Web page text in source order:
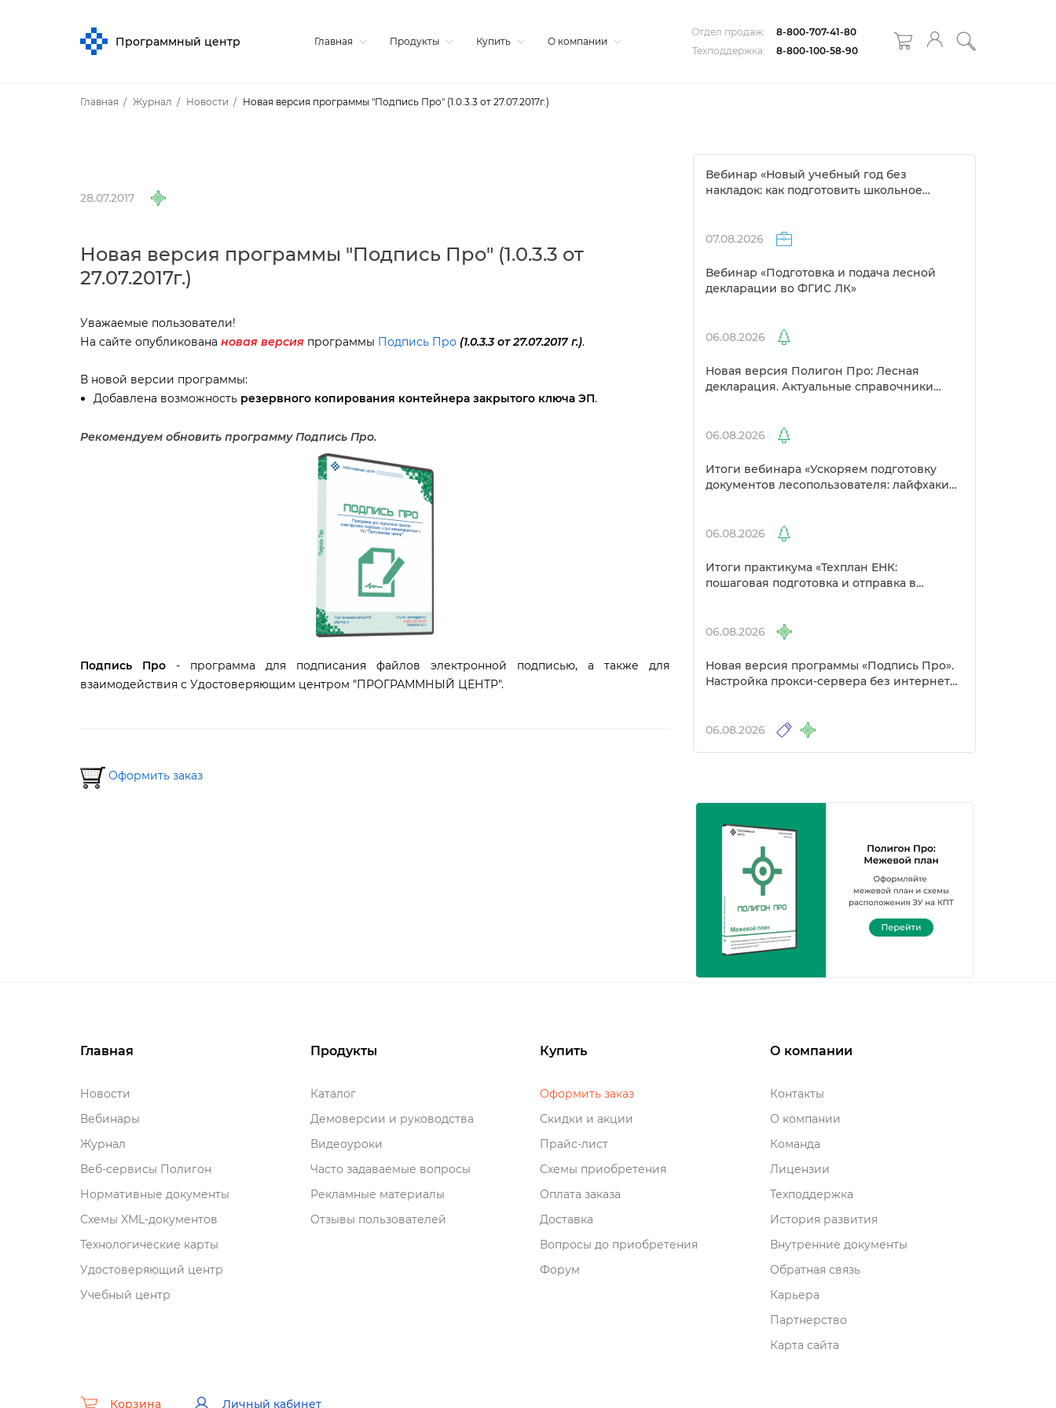
Программный центр Главная Продукты Купить О компании
Отдел продаж:
8-800-707-41-80
Техподдержка:
8-800-100-58-90
Главная Журнал Новости Новая версия программы "Подпись Про" (1.0.3.3 от 27.07.2017г.)
28.07.2017
Новая версия программы "Подпись Про" (1.0.3.3 от
27.07.2017г.)
Уважаемые пользователи!
На сайте опубликована новая ерсия программы Подпись Про (1.0.3.3 от 27.07.2017 г.).
новой версии программы:
Добавлена возможность резервного копирования контейнера закрытого ключа ЭП.
Рекомендуем обновить программу Подпись Про.
Подпись Про - программа для подписания файлов электронной подписью, а также для
заимодействия с Удостоверяющим центром "ПРОГРАММНЫЙ ЦЕНТР".
Оформить заказ
ебинар «Новый учебный год без
накладок: как подготовить школьное
07.08.2026
ебинар «Подготовка и подача лесной
декларации во ФГИС ЛК»
06.08.2026
Новая версия Полигон Про: Лесная
декларация. Актуальные справочники
06.08.2026
Итоги вебинара «Ускоряем подготовку
документов лесопользователя: лайфхаки
06.08.2026
Итоги практикума «Техплан ЕНК:
пошаговая подготовка и отправка
06.08.2026
Новая версия программы «Подпись Про».
Настройка прокси-сервера без интернета
06.08.2026
Главная
Новости
ебинары
Журнал
еб-сервисы Полигон
Нормативные документы
Схемы XML-документо
Технологические карты
Удостоверяющий центр
Учебный центр
Продукты
Катало
Демоверсии и руководства
идеоуроки
Часто задаваемые вопросы
Рекламные материалы
Отзывы пользователей
Купить
Оформить заказ
Скидки и акции
Прайс-лист
Схемы приобретения
Оплата заказа
Доставка
опросы до приобретения
Форум
О компании
Контакты
О компании
Команда
Лицензии
Техподдержка
История развития
нутренние документы
Обратная связь
Карьера
Партнерство
Карта сайта
Корзина Личный кабинет